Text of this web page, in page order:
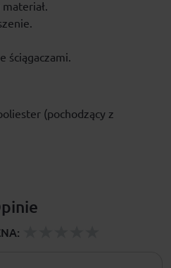
ściągaczami.
(pochodzący z